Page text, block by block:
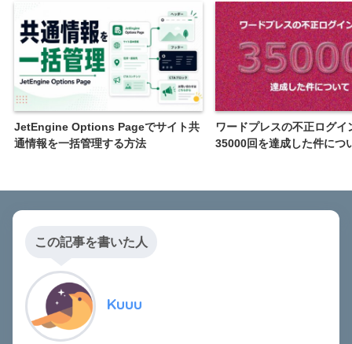
JetEngine Options Pageでサイト共
通情報を一括管理する方法
ワードプレスの不正ログイ
35000回を達成した件につ
この記事を書いた人
Kuuu